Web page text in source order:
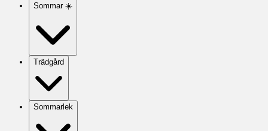
Sommar ☀️
Trädgård
Sommarlek